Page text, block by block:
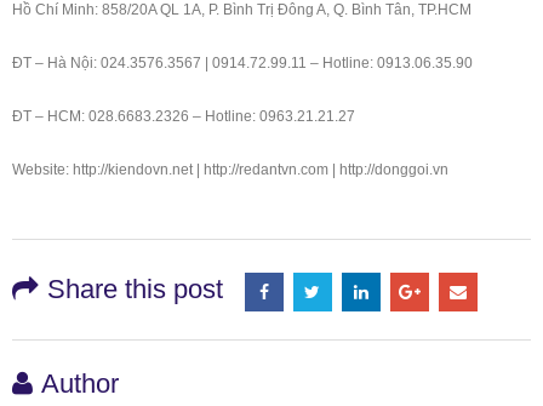
Hồ Chí Minh: 858/20A QL 1A, P. Bình Trị Đông A, Q. Bình Tân, TP.HCM
ĐT – Hà Nội: 024.3576.3567 | 0914.72.99.11 – Hotline: 0913.06.35.90
ĐT – HCM: 028.6683.2326 – Hotline: 0963.21.21.27
Website: http://kiendovn.net | http://redantvn.com | http://donggoi.vn
Share this post
Author